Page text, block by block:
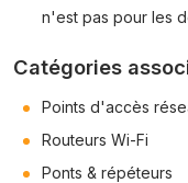
n'est pas pour les
Catégories
Points d'accès
Routeurs Wi-Fi
Ponts & répéteurs